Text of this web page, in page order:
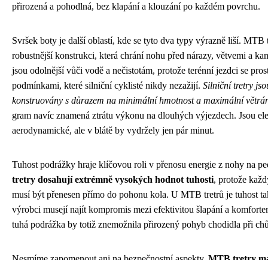
přirozená a pohodlná, bez klapání a klouzání po každém povrchu.
Svršek boty je další oblastí, kde se tyto dva typy výrazně liší. MTB
robustnější konstrukci, která chrání nohu před nárazy, větvemi a
jsou odolnější vůči vodě a nečistotám, protože terénní jezdci se
podmínkami, které silniční cyklisté nikdy nezažijí. Silniční tretry
konstruovány s důrazem na minimální hmotnost a maximální
gram navíc znamená ztrátu výkonu na dlouhých výjezdech. Jsou
aerodynamické, ale v blátě by vydržely jen pár minut.
Tuhost podrážky hraje klíčovou roli v přenosu energie z nohy na
tretry dosahují extrémně vysokých hodnot tuhosti, protože
musí být přenesen přímo do pohonu kola. U MTB tretrů je tuhost
výrobci musejí najít kompromis mezi efektivitou šlapání a
tuhá podrážka by totiž znemožnila přirozený pohyb chodidla při